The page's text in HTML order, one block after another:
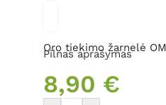
Oro tiekimo žarnelė
Pilnas aprašymas
8,90 €